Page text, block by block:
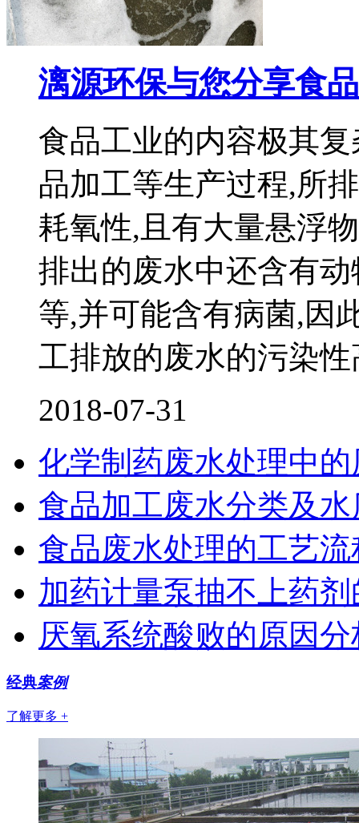
漓源环保与您分享食
食品工业的内容极其
品加工等生产过程,所
耗氧性,且有大量悬浮
排出的废水中还含有
等,并可能含有病菌,因
工排放的废水的污染
2018-07-31
化学制药废水处理中
食品加工废水分类及
食品废水处理的工艺
加药计量泵抽不上药
厌氧系统酸败的原因分
经典案例
了解更多 +